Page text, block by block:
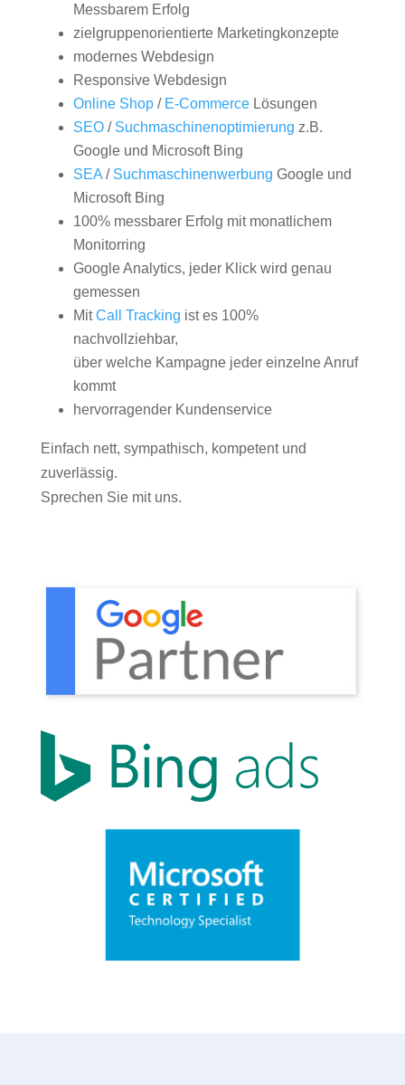
Messbarem Erfolg
zielgruppenorientierte Marketingkonzepte
modernes Webdesign
Responsive Webdesign
Online Shop/ E-CommerceLösungen
SEO/ Suchmaschinenoptimierung z.B.
Google und Microsoft Bing
SEA/ Suchmaschinenwerbung Google und
Microsoft Bing
100% messbarer Erfolg mit monatlichem
Monitorring
Google Analytics, jeder Klick wird genau
gemessen
MitCall Tracking ist es 100%
nachvollziehbar,
über welche Kampagne jeder einzelne Anruf
kommt
hervorragender Kundenservice
Einfach nett, sympathisch, kompetent und
zuverlässig.
Sprechen Sie mit uns.